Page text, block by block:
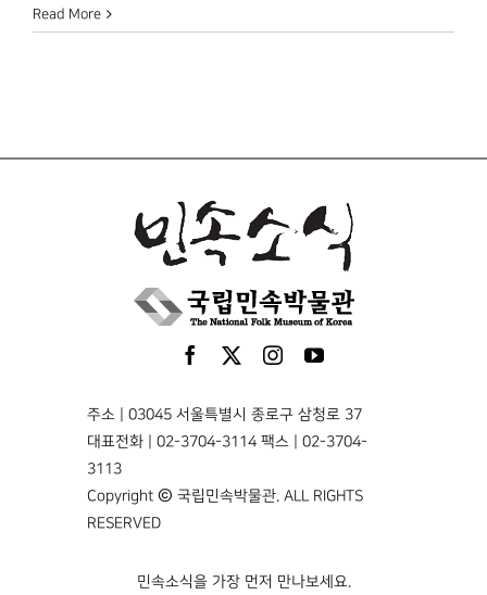
Read More
주소 | 03045 서울특별시 종로구 삼청로 37
대표전화 | 02-3704-3114 팩스 | 02-3704-
3113
Copyright © 국립민속박물관. ALL RIGHTS
RESERVED
민속소식을 가장 먼저 만나보세요.